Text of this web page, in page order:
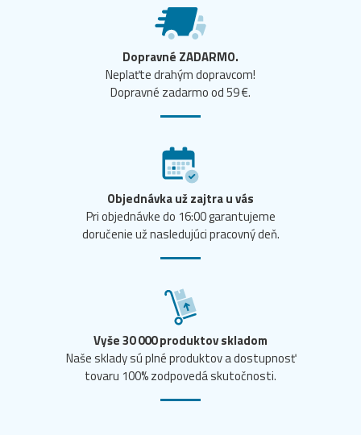
Dopravné ZADARMO.
Neplaťte drahým dopravcom!
Dopravné zadarmo od 59 €.
Objednávka už zajtra u vás
Pri objednávke do 16:00 garantujeme
doručenie už nasledujúci pracovný deň.
Vyše 30 000 produktov skladom
Naše sklady sú plné produktov a dostupnosť
tovaru 100% zodpovedá skutočnosti.